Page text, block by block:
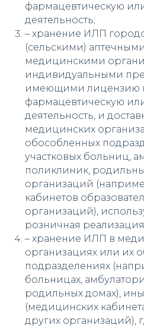
фармацевтическую
деятельность;
– хранение ИЛП
(сельскими)
медицинскими
индивидуальными
имеющими лицензию
фармацевтическую
деятельность, и
медицинских
обособленных
участковых больниц,
поликлиник,
организаций
кабинетов
организаций),
розничная
– хранение ИЛП в
организациях или их
подразделениях
больницах,
родильных домах),
(медицинских
других организаций),